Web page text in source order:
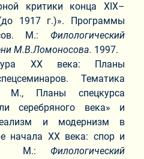
критики конца XIX–
1917 г.)». Программы
М.: Филологический
М.В.Ломоносова. 1997.
ХХ века: Планы
Тематика
М., Планы спецкурса
серебряного века» и
и модернизм в
начала ХХ века: спор и
М.: Филологический